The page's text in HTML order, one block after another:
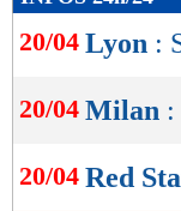
de
lecture
OK
20/04 Lyon :
20/04 Milan
20/04 Red